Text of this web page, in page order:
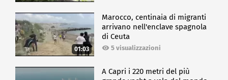
01:03
Marocco, centinaia di migranti
arrivano nell'enclave spagnola
di Ceuta
5 visualizzazioni
A Capri i 220 metri del più